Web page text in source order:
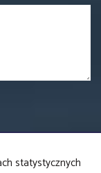
statystycznych